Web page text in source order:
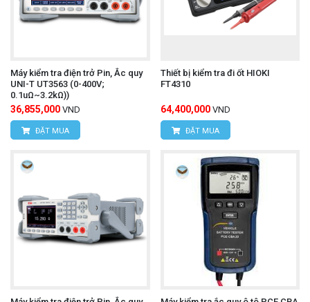
Máy kiểm tra điện trở Pin, Ắc quy
UNI-T UT3563 (0-400V;
0.1uΩ~3.2kΩ))
36,855,000 VND
ĐẶT MUA
Thiết bị kiểm tra đi ốt HIOKI
FT4310
64,400,000 VND
ĐẶT MUA